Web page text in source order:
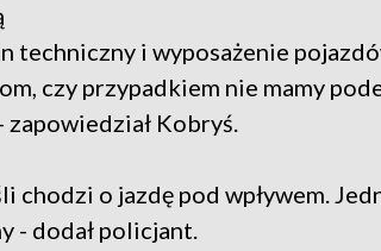
techniczny i wyposażenie
czy przypadkiem nie mamy
Kobryś.
o jazdę pod wpływem.
- dodał policjant.